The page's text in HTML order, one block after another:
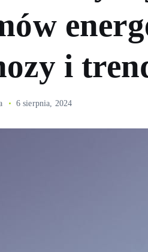
i
6 sierpnia, 2024